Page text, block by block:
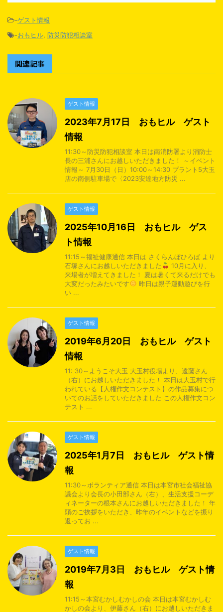
-ゲスト情報
-おもヒル, 防災防犯相談室
関連記事
ゲスト情報
2023年7月17日 おもヒル ゲスト
情報
11:30～防災防犯相談室 本日は南消防署より消防士
長の三浦さんにお越しいただきました！ ～イベント
情報～ 7月30日（日）10:00～14:30 プラント5大玉
店の南側駐車場で〈2023安達地方防災 ...
ゲスト情報
2025年10月16日 おもヒル ゲス
ト情報
11:15～福祉健康通信 本日は さくらんぼひろば より
石塚さんにお越しいただきました
10月に入り、
来場者が増えてきました！ 夏は暑くて来るだけでも
大変だったみたいです
昨日は親子運動遊びを行
い ...
ゲスト情報
2019年6月20日 おもヒル ゲスト
情報
11: 30～ようこそ大玉 大玉村役場より、遠藤さん
（右）にお越しいただきました！ 本日は大玉村で行
われている【人権作文コンテスト】の作品募集につ
いてのお話をしていただきました この人権作文コン
テスト ...
ゲスト情報
2025年1月7日 おもヒル ゲスト情
報
11:30～ボランティア通信 本日は本宮市社会福祉協
議会より会長の小田部さん（右）、生活支援コーデ
ィネーターの根本さんにお越しいただきました！ 年
頭のご挨拶をいただき、昨年のイベントなどを振り
返ってお ...
ゲスト情報
2019年7月3日 おもヒル ゲスト情
報
11:15～本宮むかしむかしの会 本日は本宮むかしむ
かしの会より、伊藤さん（右）にお越しいただきま